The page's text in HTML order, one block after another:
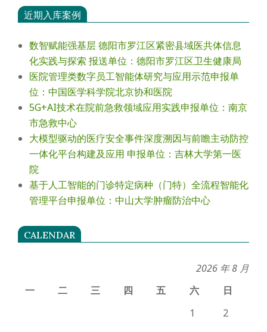
近期入库案例
数智赋能强基层 德阳市罗江区紧密县域医共体信息
化实践与探索 报送单位：德阳市罗江区卫生健康局
医院管理类数字员工智能体研究与应用示范申报单
位：中国医学科学院北京协和医院
5G+AI技术在院前急救领域应用实践申报单位：南京
市急救中心
大模型驱动的医疗安全事件深度溯因与前瞻主动防控
一体化平台构建及应用 申报单位：吉林大学第一医
院
基于人工智能的门诊特定病种（门特）全流程智能化
管理平台申报单位：中山大学肿瘤防治中心
CALENDAR
2026 年 8 月
一
二 三 四 五 六
日
1
2